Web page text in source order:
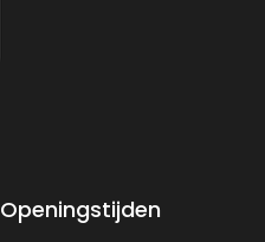
Openingstijden